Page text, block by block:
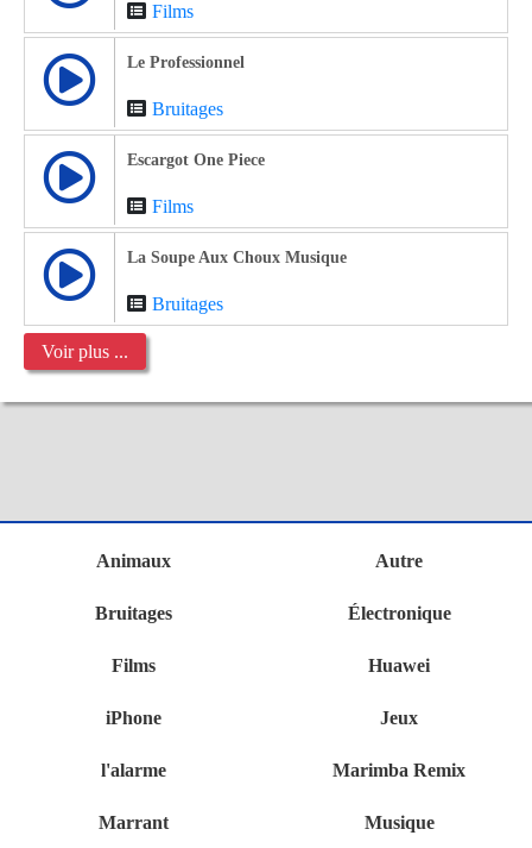
Films
Le Professionnel
Bruitages
Escargot One Piece
Films
La Soupe Aux Choux Musique
Bruitages
Voir plus ...
Animaux Autre
Bruitages Électronique
Films Huawei
iPhone Jeux
l'alarme Marimba Remix
Marrant Musique